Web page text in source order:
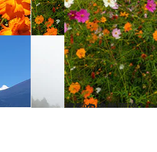
2023.10.19
【秋の絶景画像】2023年版 近畿エリアの秋の絶景＆風物詩の画像（70点）
旅＆お出かけ